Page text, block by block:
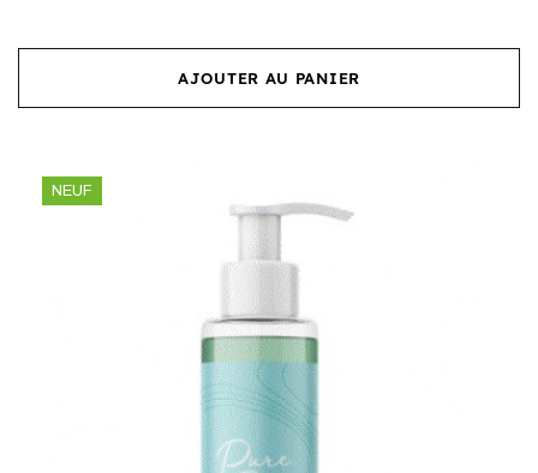
AJOUTER AU PANIER
NEUF